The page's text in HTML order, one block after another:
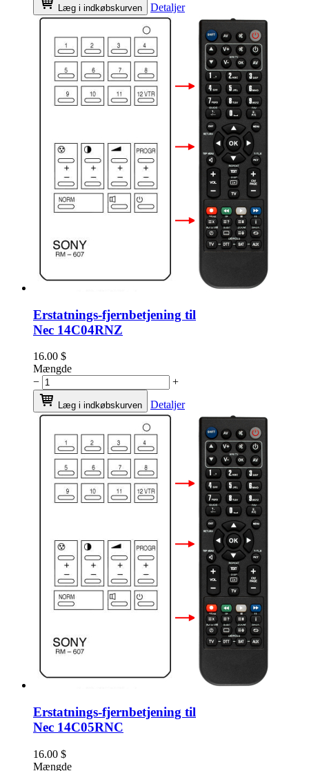
Læg i indkøbskurven Detaljer
Erstatnings-fjernbetjening til
Nec 14C04RNZ
16.00 $
Mængde
−
+
Læg i indkøbskurven Detaljer
Erstatnings-fjernbetjening til
Nec 14C05RNC
16.00 $
Mængde